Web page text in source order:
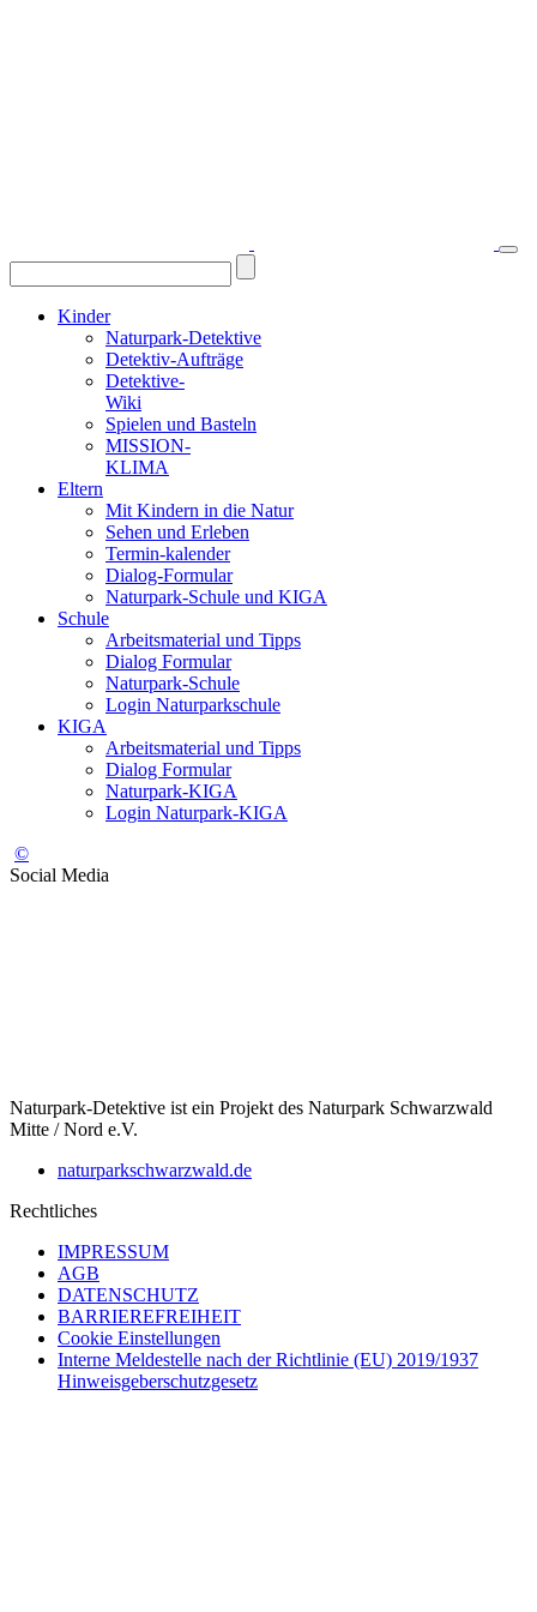
Kinder
Naturpark-Detektive
Detektiv-Aufträge
Detektive-
Wiki
Spielen und Basteln
MISSION-
KLIMA
Eltern
Mit Kindern in die Natur
Sehen und Erleben
Termin-kalender
Dialog-Formular
Naturpark-Schule und KIGA
Schule
Arbeitsmaterial und Tipps
Dialog Formular
Naturpark-Schule
Login Naturparkschule
KIGA
Arbeitsmaterial und Tipps
Dialog Formular
Naturpark-KIGA
Login Naturpark-KIGA
©
Social Media
Naturpark-Detektive ist ein Projekt des Naturpark Schwarzwald
Mitte / Nord e.V.
naturparkschwarzwald.de
Rechtliches
IMPRESSUM
AGB
DATENSCHUTZ
BARRIEREFREIHEIT
Cookie Einstellungen
Interne Meldestelle nach der Richtlinie (EU) 2019/1937
Hinweisgeberschutzgesetz